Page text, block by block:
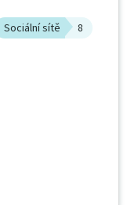
Sociální sítě 8